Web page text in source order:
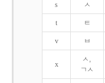
s ㅅ
t ㅌ
v ㅂ
x
ㅅ,
ㄱㅅ